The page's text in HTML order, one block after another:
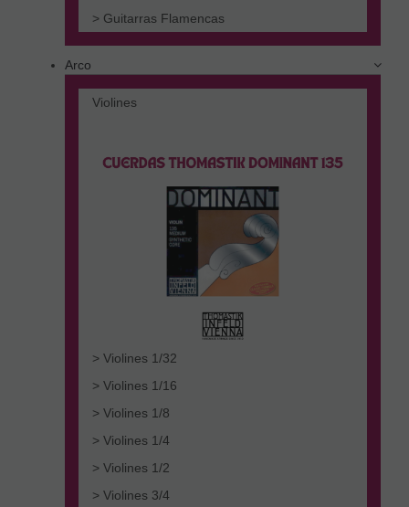
> Guitarras Flamencas
Arco
Violines
> Violines 1/32
> Violines 1/16
> Violines 1/8
> Violines 1/4
> Violines 1/2
> Violines 3/4